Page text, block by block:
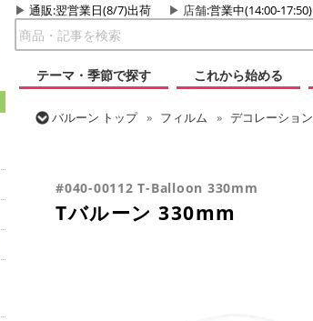
通販:翌営業日(8/7)出荷 店舗:営業中(14:00-17:50)
テーマ・季節で探す
これから始める
バルーン トップ フィルム デコレーション
#040-00112 T-Balloon 330mm
Tバルーン 330mm